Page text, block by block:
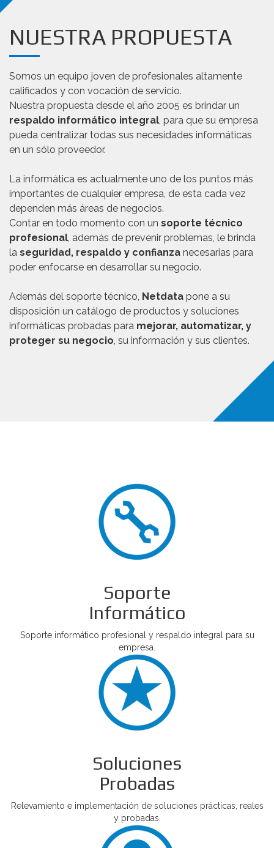
NUESTRA PROPUESTA
Somos un equipo joven de profesionales altamente
calificados y con vocación de servicio.
Nuestra propuesta desde el año 2005 es brindar un
respaldo informático integral, para que su empresa
pueda centralizar todas sus necesidades informáticas
en un sólo proveedor.
La informática es actualmente uno de los puntos más
importantes de cualquier empresa, de esta cada vez
dependen más áreas de negocios.
Contar en todo momento con un soporte técnico
profesional, además de prevenir problemas, le brinda
la seguridad, respaldo y confianza necesarias para
poder enfocarse en desarrollar su negocio.
Además del soporte técnico, Netdata pone a su
disposición un catálogo de productos y soluciones
informáticas probadas para mejorar, automatizar, y
proteger su negocio, su información y sus clientes.
Soporte
Informático
Soporte informático profesional y respaldo integral para su
empresa.
Soluciones
Probadas
Relevamiento e implementación de soluciones prácticas, reales
y probadas.